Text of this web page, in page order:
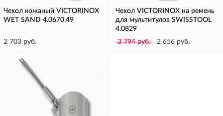
Чехол кожаный VICTORINOX
WET SAND 4.0670.49
2 703 руб.
Чехол VICTORINOX на ремень
для мультитулов SWISSTOOL
4.0829
3 794 руб.
2 656 руб.